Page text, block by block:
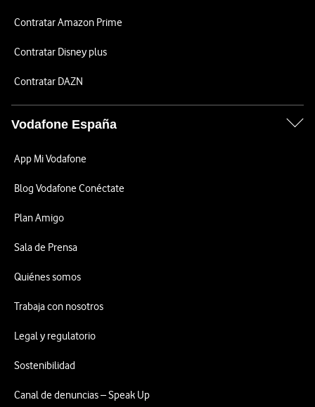
Contratar Amazon Prime
Contratar Disney plus
Contratar DAZN
Vodafone España
App Mi Vodafone
Blog Vodafone Conéctate
Plan Amigo
Sala de Prensa
Quiénes somos
Trabaja con nosotros
Legal y regulatorio
Sostenibilidad
Canal de denuncias – Speak Up